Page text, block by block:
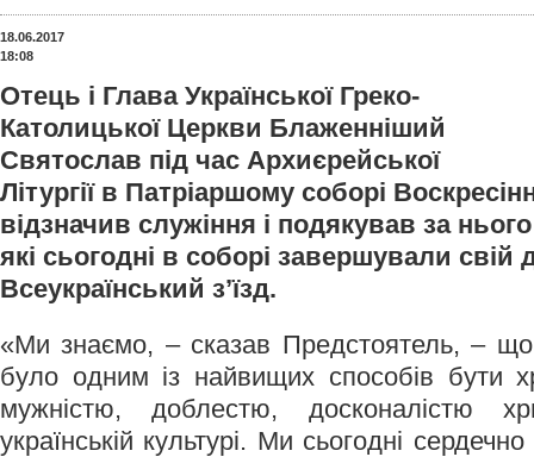
18.06.2017
18:08
Отець і Глава Української Греко-
Католицької Церкви Блаженніший
Святослав під час Архиєрейської
Літургії в Патріаршому соборі
відзначив служіння і подякував за
які сьогодні в соборі завершували свій
Всеукраїнський з’їзд.
«Ми знаємо, – сказав Предстоятель, – що
було одним із найвищих способів бути
мужністю, доблестю, досконалістю
українській культурі. Ми сьогодні